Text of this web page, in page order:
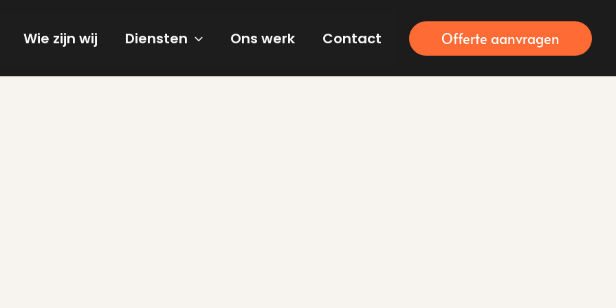
Wie zijn wij Diensten Ons werk Contact Offerte aanvragen